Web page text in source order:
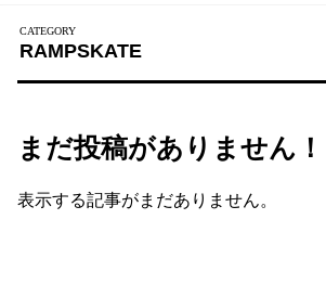
RAMPSKATE
まだ投稿がありません！
表示する記事がまだありません。